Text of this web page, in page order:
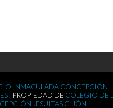
INMACULADA CONCEPCIÓN -
. PROPIEDAD DE COLEGIO DE
JESUITAS GIJÓN